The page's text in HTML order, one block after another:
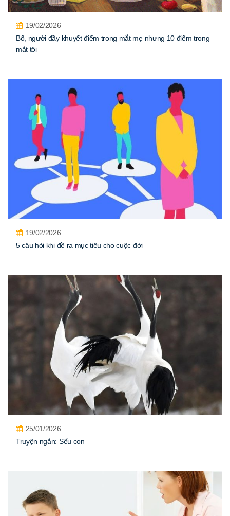
19/02/2026
Bố, người đầy khuyết điểm trong mắt mẹ nhưng 10 điểm trong
mắt tôi
19/02/2026
5 câu hỏi khi đề ra mục tiêu cho cuộc đời
25/01/2026
Truyện ngắn: Sếu con